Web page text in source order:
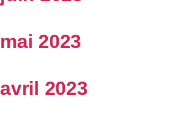
mai 2023
avril 2023